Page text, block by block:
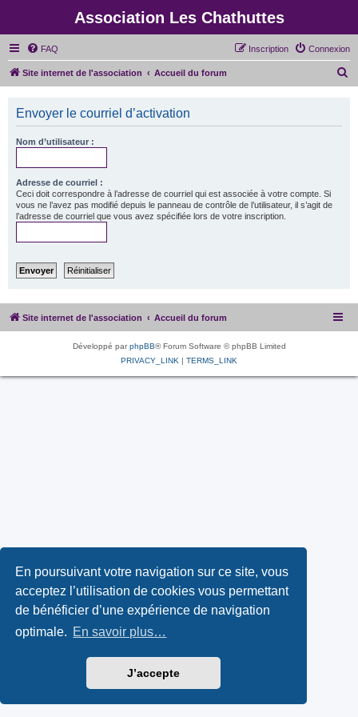
En poursuivant votre navigation sur ce site, vous
acceptez l’utilisation de cookies vous permettant
de bénéficier d’une expérience de navigation
optimale. En savoir plus…
J’accepte
Association Les Chathuttes
FAQ Connexion
Inscription
Site internet de l'association Accueil du forum
Envoyer le courriel d’activation
Nom d’utilisateur :
Adresse de courriel :
Ceci doit correspondre à l’adresse de courriel qui est associée à votre compte. Si
vous ne l’avez pas modifié depuis le panneau de contrôle de l’utilisateur, il s’agit de
l’adresse de courriel que vous avez spécifiée lors de votre inscription.
Site internet de l'association Accueil du forum
Développé parphpBB® Forum Software © phpBB Limited
PRIVACY_LINK | TERMS_LINK